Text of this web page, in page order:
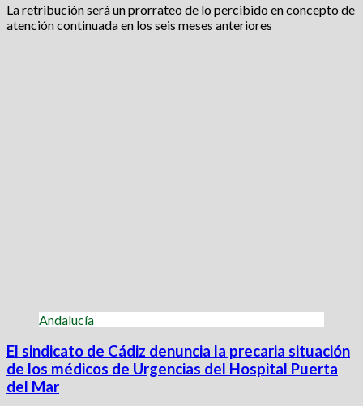
La retribución será un prorrateo de lo percibido en concepto de
atención continuada en los seis meses anteriores
Andalucía
El sindicato de Cádiz denuncia la precaria situación
de los médicos de Urgencias del Hospital Puerta
del Mar